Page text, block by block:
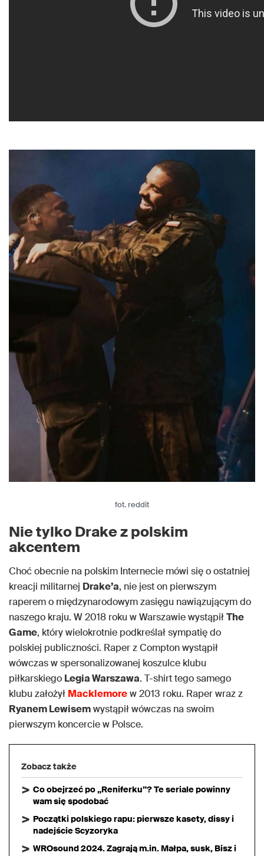
fot. reddit
Nie tylko Drake z polskim
akcentem
Choć obecnie na polskim Internecie mówi się o ostatniej
kreacji militarnej Drake’a, nie jest on pierwszym
raperem o międzynarodowym zasięgu nawiązującym do
naszego kraju. W 2018 roku w Warszawie wystąpiłThe
Game, który wielokrotnie podkreślał sympatię do
polskiej publiczności. Raper z Compton wystąpił
wówczas w spersonalizowanej koszulce klubu
piłkarskiego Legia Warszawa. T-shirt tego samego
klubu założył Macklemorew 2013 roku. Raper wraz z
Ryanem Lewisemwystąpił wówczas na swoim
pierwszym koncercie w Polsce.
Zobacz także
Co obejrzeć po „Reniferku”? Te seriale powinny
wam się spodobać
Początki polskiego rapu: pierwsze kasety, dissy i
nadejście Scyzoryka
WROsound 2024. Zagrają m.in. Małpa, susk, Bisz i